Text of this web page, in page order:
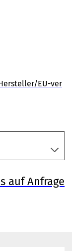
EU-ver
auf Anfrage